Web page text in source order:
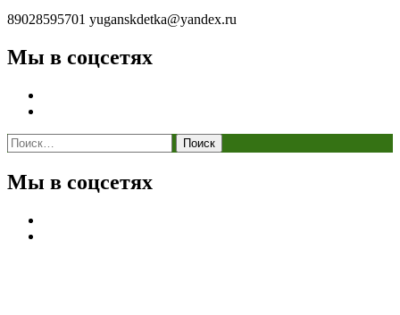
89028595701 yuganskdetka@yandex.ru
Мы в соцсетях
Найти:
Мы в соцсетях